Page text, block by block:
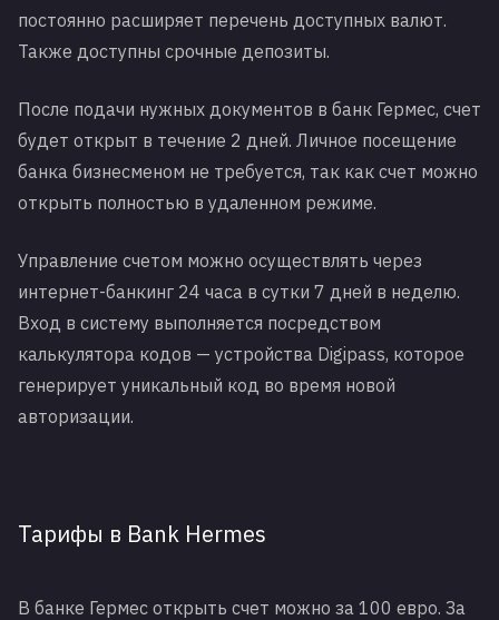
постоянно расширяет перечень доступных валют.
Также доступны срочные депозиты.
После подачи нужных документов в банк Гермес, счет
будет открыт в течение 2 дней. Личное посещение
банка бизнесменом не требуется, так как счет можно
открыть полностью в удаленном режиме.
Управление счетом можно осуществлять через
интернет-банкинг 24 часа в сутки 7 дней в неделю.
Вход в систему выполняется посредством
калькулятора кодов — устройства Digipass, которое
генерирует уникальный код во время новой
авторизации.
Тарифы в Bank Hermes
В банке Гермес открыть счет можно за 100 евро. За